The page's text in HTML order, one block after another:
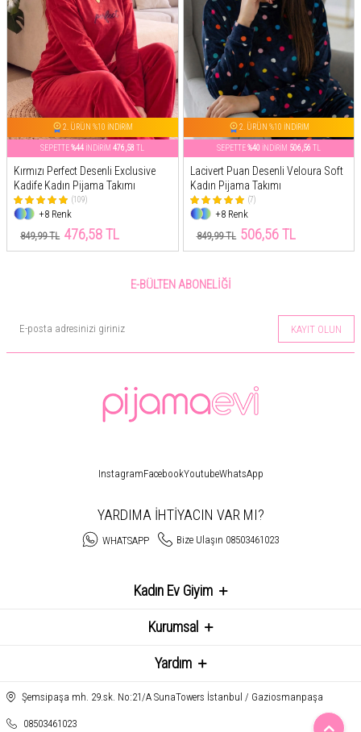
2. ÜRÜN %10 İNDİRİM
SEPETTE%44 İNDİRİM476,58 TL
Kırmızı Perfect Desenli Exclusive
Kadife Kadın Pijama Takımı
(109)
+8 Renk
849,99 TL 476,58 TL
2. ÜRÜN %10 İNDİRİM
SEPETTE%40 İNDİRİM 506,56 TL
Lacivert Puan Desenli Veloura Soft
Kadın Pijama Takımı
(7)
+8 Renk
849,99 TL 506,56 TL
E-BÜLTEN ABONELIĞI
KAYIT OLUN
InstagramFacebookYoutubeWhatsApp
YARDIMA İHTİYACIN VAR MI?
WHATSAPP Bize Ulaşın 08503461023
Kadın Ev Giyim
Kurumsal
Yardım
Şemsipaşa mh. 29.sk. No:21/A SunaTowers İstanbul / Gaziosmanpaşa
08503461023